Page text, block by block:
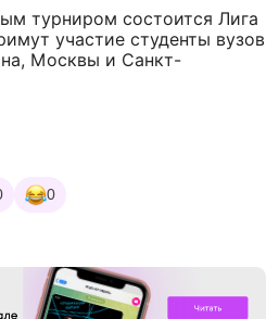
турниром состоится Лига
участие студенты вузов
Москвы и Санкт-
0